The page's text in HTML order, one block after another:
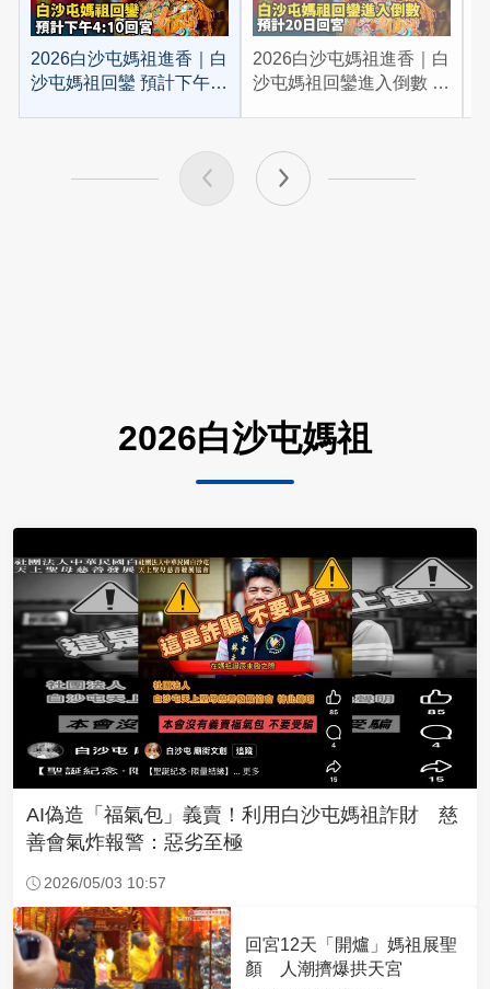
2026白沙屯媽祖進香｜白
沙屯媽祖回鑾 預計下午
2026白沙屯媽祖進香｜白
沙屯媽祖回鑾進入倒數 預
2026白沙屯媽祖
AI偽造「福氣包」義賣！利用白沙屯媽祖詐財 慈
善會氣炸報警：惡劣至極
2026/05/03 10:57
回宮12天「開爐」媽祖展聖
顏 人潮擠爆拱天宮